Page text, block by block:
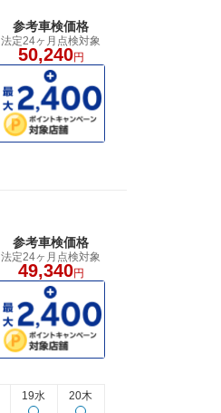
参考車検価格
法定24ヶ月点検対象
50,240円
参考車検価格
法定24ヶ月点検対象
49,340円
19水 20木